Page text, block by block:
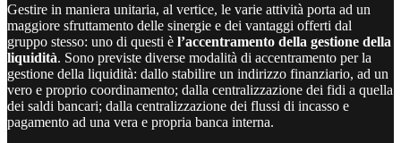
Gestire in maniera unitaria, al vertice, le varie attività porta ad un
maggiore sfruttamento delle sinergie e dei vantaggi offerti dal
gruppo stesso: uno di questi è l’accentramento della gestione della
liquidità. Sono previste diverse modalità di accentramento per la
gestione della liquidità: dallo stabilire un indirizzo finanziario, ad un
vero e proprio coordinamento; dalla centralizzazione dei fidi a quella
dei saldi bancari; dalla centralizzazione dei flussi di incasso e
pagamento ad una vera e propria banca interna.